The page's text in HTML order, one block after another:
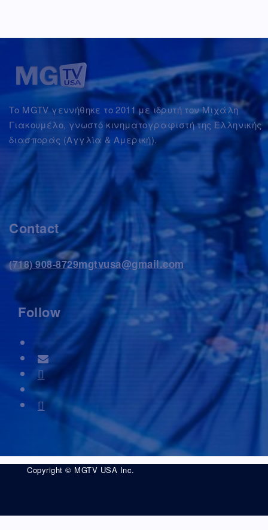
Το MGTV γεννήθηκε το 2011 με ιδρυτή τον Μιχάλη
Γιακουμέλο, γνωστό κινηματογραφιστή της Ελληνικής
διασποράς (Αγγλία & Αμερική).
Contact
(718) 908-8729mgtvusa@gmail.com
Follow
Copyright © MGTV USA Inc.